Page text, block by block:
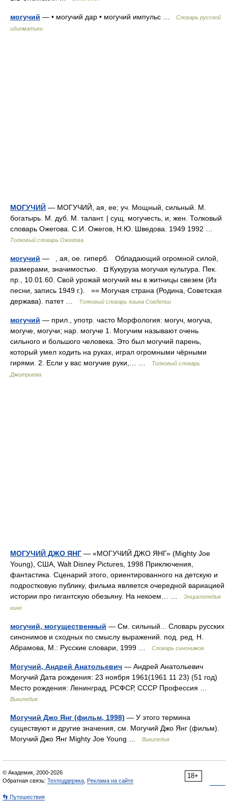
могучий — • могучий дар • могучий импульс …
Словарь русской
идиоматики
МОГУЧИЙ — МОГУЧИЙ, ая, ее; уч. Мощный, сильный. М.
богатырь. М. дуб. М. талант. | сущ. могучесть, и, жен. Толковый
словарь Ожегова. С.И. Ожегов, Н.Ю. Шведова. 1949 1992 …
Толковый словарь Ожегова
могучий — , ая, ое. гиперб. Обладающий огромной силой,
размерами, значимостью. ◘ Кукуруза могучая культура. Пек.
пр., 10.01.60. Свой урожай могучий мы в житницы свезем (Из
песни, запись 1949 г.). == Могучая страна (Родина, Советская
держава). патет …
Толковый словарь языка Совдепии
могучий — прил., употр. часто Морфология: могуч, могуча,
могуче, могучи; нар. могуче 1. Могучим называют очень
сильного и большого человека. Это был могучий парень,
который умел ходить на руках, играл огромными чёрными
гирями. 2. Если у вас могучие руки,… …
Толковый словарь
Дмитриева
МОГУЧИЙ ДЖО ЯНГ — «МОГУЧИЙ ДЖО ЯНГ» (Mighty Joe
Young), США, Walt Disney Pictures, 1998 Приключения,
фантастика. Сценарий этого, ориентированного на детскую и
подростковую публику, фильма является очередной вариацией
истории про гигантскую обезьяну. На некоем… …
Энциклопедия
кино
могучий, могущественный — См. сильный... Словарь русских
синонимов и сходных по смыслу выражений. под. ред. Н.
Абрамова, М.: Русские словари, 1999 …
Словарь синонимов
Могучий, Андрей Анатольевич — Андрей Анатольевич
Могучий Дата рождения: 23 ноября 1961(1961 11 23) (51 год)
Место рождения: Ленинград, РСФСР, СССР Профессия …
Википедия
Могучий Джо Янг (фильм, 1998) — У этого термина
существуют и другие значения, см. Могучий Джо Янг (фильм).
Могучий Джо Янг Mighty Joe Young …
Википедия
18+
© Академик, 2000-2026
Обратная связь: Техподдержка Реклама на сайте
👣 Путешествия